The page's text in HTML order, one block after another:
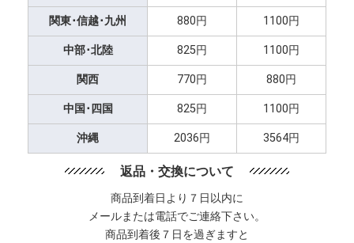
関東･信越･九州 880円 1100円
中部･北陸 825円 1100円
関西 770円 880円
中国･四国 825円 1100円
沖縄 2036円 3564円
返品・交換について
商品到着日より７日以内に
メールまたは電話でご連絡下さい。
商品到着後７日を過ぎますと